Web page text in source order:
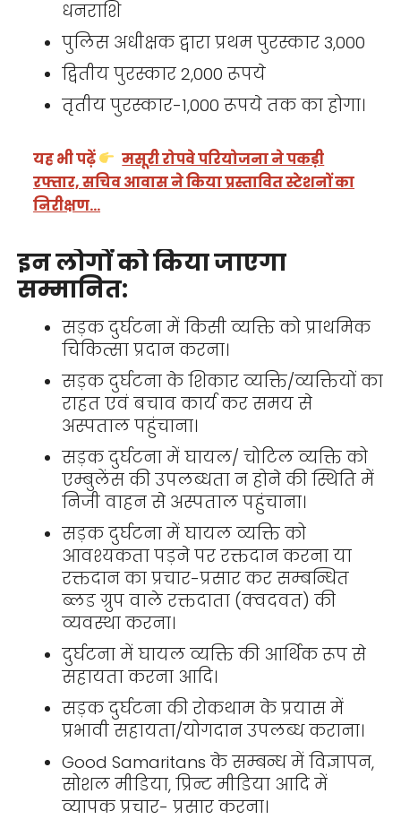
धनराशि
पुलिस अधीक्षक द्वारा प्रथम पुरस्कार 3,000
द्वितीय पुरस्कार 2,000 रूपये
तृतीय पुरस्कार-1,000 रूपये तक का होगा।
यह भी पढ़ें
मसूरी रोपवे परियोजना ने पकड़ी
रफ्तार, सचिव आवास ने किया प्रस्तावित स्टेशनों का
निरीक्षण…
इन लोगों को किया जाएगा
सम्मानित:
सड़क दुर्घटना में किसी व्यक्ति को प्राथमिक
चिकित्सा प्रदान करना।
सड़क दुर्घटना के शिकार व्यक्ति/व्यक्तियों का
राहत एवं बचाव कार्य कर समय से
अस्पताल पहुंचाना।
सड़क दुर्घटना में घायल/ चोटिल व्यक्ति को
एम्बुलेंस की उपलब्धता न होने की स्थिति में
निजी वाहन से अस्पताल पहुंचाना।
सड़क दुर्घटना में घायल व्यक्ति को
आवश्यकता पड़ने पर रक्तदान करना या
रक्तदान का प्रचार-प्रसार कर सम्बन्धित
ब्लड ग्रुप वाले रक्तदाता (क्वदवत) की
व्यवस्था करना।
दुर्घटना में घायल व्यक्ति की आर्थिक रूप से
सहायता करना आदि।
सड़क दुर्घटना की रोकथाम के प्रयास में
प्रभावी सहायता/योगदान उपलब्ध कराना।
Good Samaritans के सम्बन्ध में विज्ञापन,
सोशल मीडिया, प्रिन्ट मीडिया आदि में
व्यापक प्रचार- प्रसार करना।